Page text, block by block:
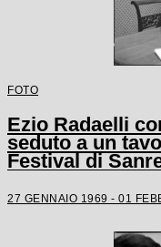
FOTO
Ezio Radaelli
seduto a un
Festival di
27 GENNAIO 1969 - 01